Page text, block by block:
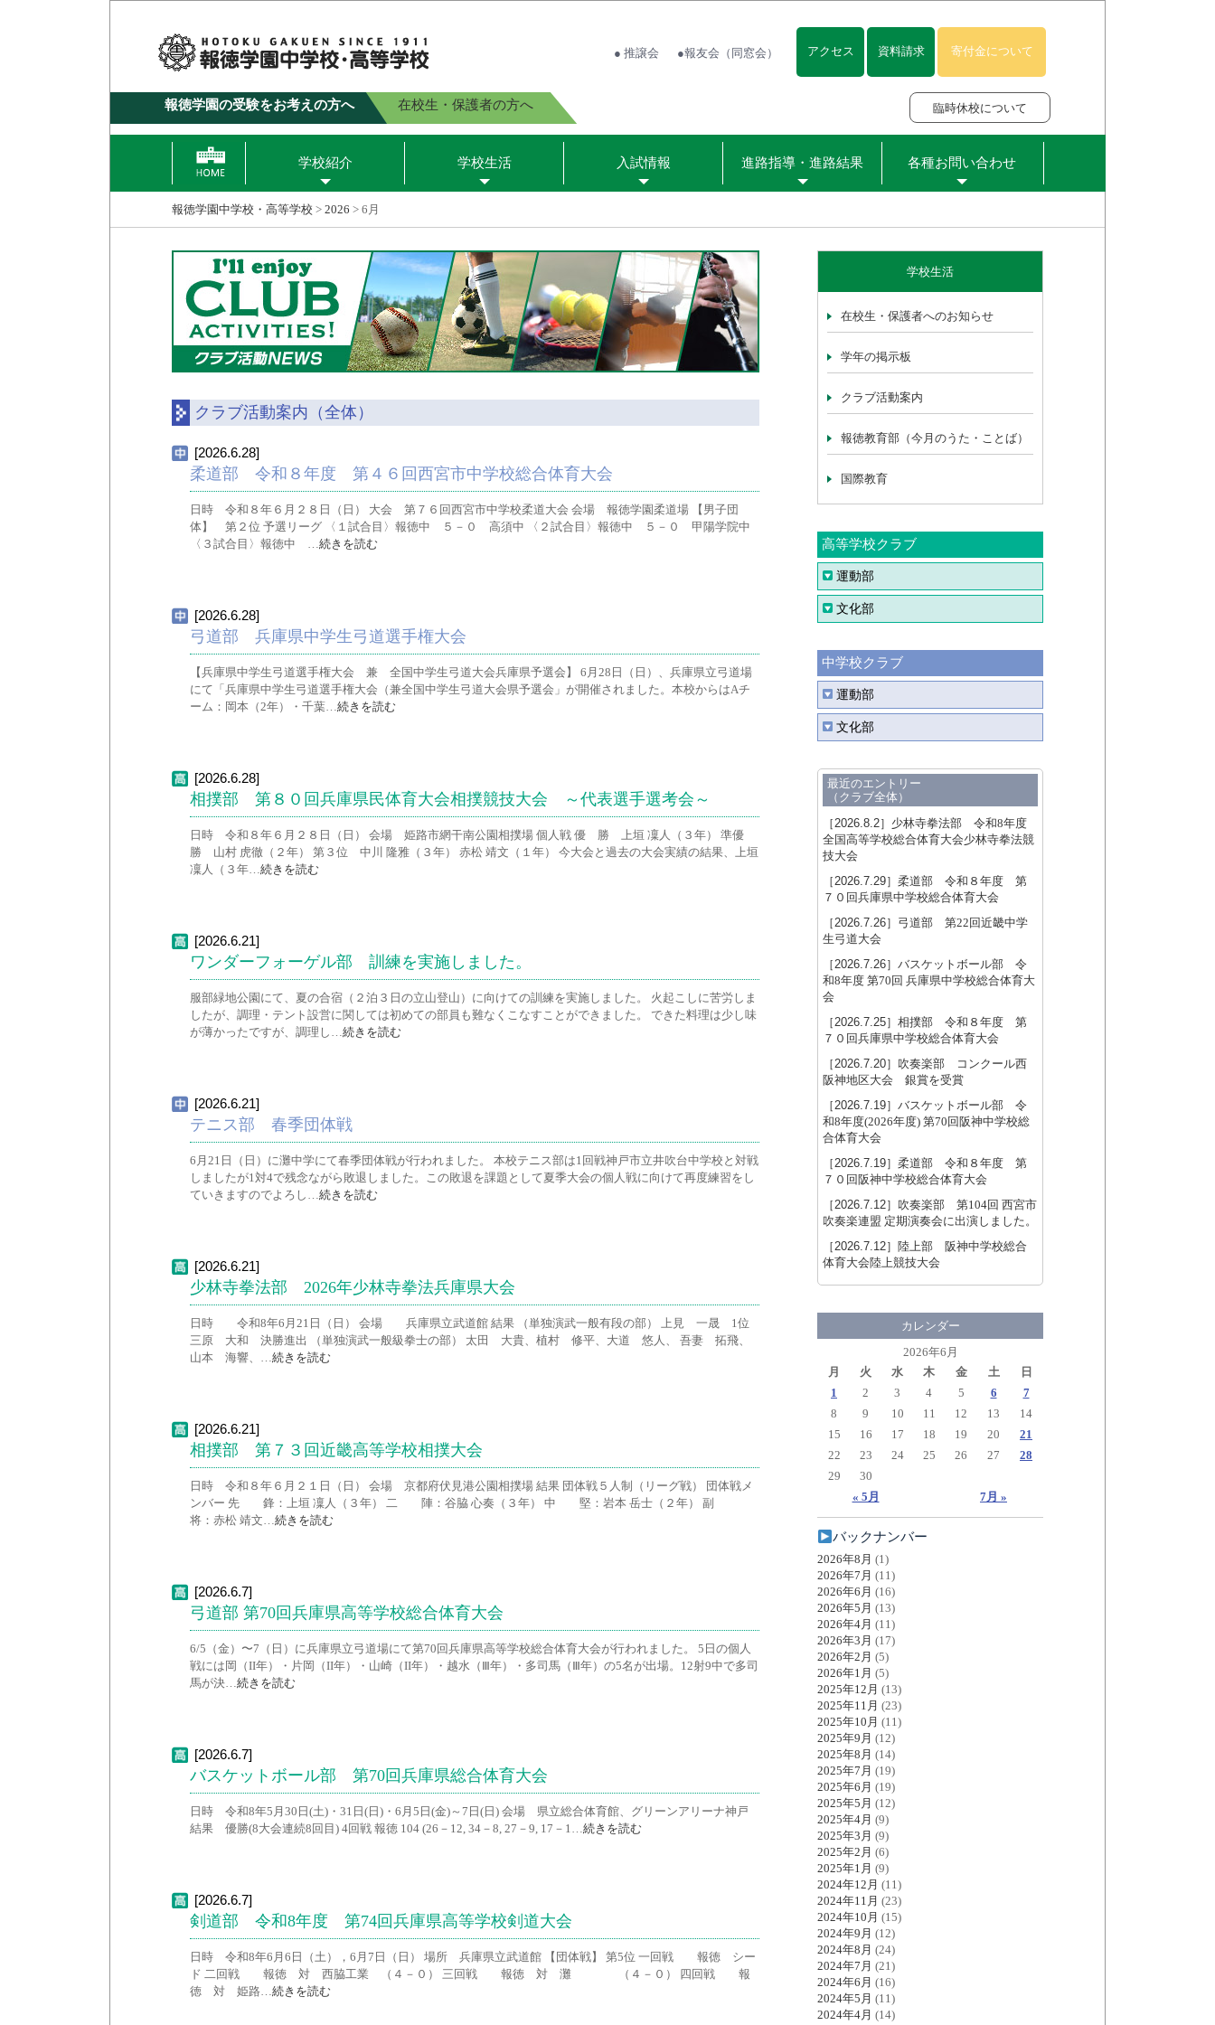
● 推譲会 ●報友会（同窓会） アクセス 資料請求 寄付金について
報徳学園の受験をお考えの方へ 在校生・保護者の方へ 臨時休校について
学校紹介 学校生活 入試情報 進路指導・進路結果 各種お問い合わせ
報徳学園中学校・高等学校 > 2026 > 6月
クラブ活動案内（全体）
[2026.6.28]
柔道部 令和８年度 第４６回西宮市中学校総合体育大会
日時 令和８年６月２８日（日） 大会 第７６回西宮市中学校柔道大会 会場 報徳学園柔道場 【男子団
体】 第２位 予選リーグ 〈１試合目〉報徳中 ５－０ 高須中 〈２試合目〉報徳中 ５－０ 甲陽学院中
〈３試合目〉報徳中 …続きを読む
[2026.6.28]
弓道部 兵庫県中学生弓道選手権大会
【兵庫県中学生弓道選手権大会 兼 全国中学生弓道大会兵庫県予選会】 6月28日（日）、兵庫県立弓道場
にて「兵庫県中学生弓道選手権大会（兼全国中学生弓道大会県予選会」が開催されました。本校からはAチ
ーム：岡本（2年）・千葉…続きを読む
[2026.6.28]
相撲部 第８０回兵庫県民体育大会相撲競技大会 ～代表選手選考会～
日時 令和８年６月２８日（日） 会場 姫路市網干南公園相撲場 個人戦 優 勝 上垣 凜人（３年） 準優
勝 山村 虎徹（２年） 第３位 中川 隆雅（３年） 赤松 靖文（１年） 今大会と過去の大会実績の結果、上垣
凜人（３年…続きを読む
[2026.6.21]
ワンダーフォーゲル部 訓練を実施しました。
服部緑地公園にて、夏の合宿（２泊３日の立山登山）に向けての訓練を実施しました。 火起こしに苦労しま
したが、調理・テント設営に関しては初めての部員も難なくこなすことができました。 できた料理は少し味
が薄かったですが、調理し…続きを読む
[2026.6.21]
テニス部 春季団体戦
6月21日（日）に灘中学にて春季団体戦が行われました。 本校テニス部は1回戦神戸市立井吹台中学校と対戦
しましたが1対4で残念ながら敗退しました。この敗退を課題として夏季大会の個人戦に向けて再度練習をし
ていきますのでよろし…続きを読む
[2026.6.21]
少林寺拳法部 2026年少林寺拳法兵庫県大会
日時 令和8年6月21日（日） 会場 兵庫県立武道館 結果 （単独演武一般有段の部） 上見 一晟 1位
三原 大和 決勝進出 （単独演武一般級拳士の部） 太田 大貴、植村 修平、大道 悠人、 吾妻 拓飛、
山本 海響、…続きを読む
[2026.6.21]
相撲部 第７３回近畿高等学校相撲大会
日時 令和８年６月２１日（日） 会場 京都府伏見港公園相撲場 結果 団体戦５人制（リーグ戦） 団体戦メ
ンバー 先 鋒：上垣 凜人（３年） 二 陣：谷脇 心奏（３年） 中 堅：岩本 岳士（２年） 副
将：赤松 靖文…続きを読む
[2026.6.7]
弓道部 第70回兵庫県高等学校総合体育大会
6/5（金）〜7（日）に兵庫県立弓道場にて第70回兵庫県高等学校総合体育大会が行われました。 5日の個人
戦には岡（II年）・片岡（II年）・山崎（II年）・越水（Ⅲ年）・多司馬（Ⅲ年）の5名が出場。12射9中で多司
馬が決…続きを読む
[2026.6.7]
バスケットボール部 第70回兵庫県総合体育大会
日時 令和8年5月30日(土)・31日(日)・6月5日(金)～7日(日) 会場 県立総合体育館、グリーンアリーナ神戸
結果 優勝(8大会連続8回目) 4回戦 報徳 104 (26－12, 34－8, 27－9, 17－1…続きを読む
[2026.6.7]
剣道部 令和8年度 第74回兵庫県高等学校剣道大会
日時 令和8年6月6日（土），6月7日（日） 場所 兵庫県立武道館 【団体戦】 第5位 一回戦 報徳 シー
ド 二回戦 報徳 対 西脇工業 （４－０） 三回戦 報徳 対 灘 （４－０） 四回戦 報
徳 対 姫路…続きを読む
学校生活
在校生・保護者へのお知らせ
学年の掲示板
クラブ活動案内
報徳教育部（今月のうた・ことば）
国際教育
高等学校クラブ
運動部
文化部
中学校クラブ
運動部
文化部
最近のエントリー
（クラブ全体）
［2026.8.2］ 少林寺拳法部 令和8年度
全国高等学校総合体育大会少林寺拳法競
技大会
［2026.7.29］ 柔道部 令和８年度 第
７０回兵庫県中学校総合体育大会
［2026.7.26］ 弓道部 第22回近畿中学
生弓道大会
［2026.7.26］ バスケットボール部 令
和8年度 第70回 兵庫県中学校総合体育大
会
［2026.7.25］ 相撲部 令和８年度 第
７０回兵庫県中学校総合体育大会
［2026.7.20］ 吹奏楽部 コンクール西
阪神地区大会 銀賞を受賞
［2026.7.19］ バスケットボール部 令
和8年度(2026年度) 第70回阪神中学校総
合体育大会
［2026.7.19］ 柔道部 令和８年度 第
７０回阪神中学校総合体育大会
［2026.7.12］ 吹奏楽部 第104回 西宮市
吹奏楽連盟 定期演奏会に出演しました。
［2026.7.12］ 陸上部 阪神中学校総合
体育大会陸上競技大会
カレンダー
2026年6月
月
火 水 木 金 土 日
« 5月 7月 »
1 2 3 4 5 6
7
8
9 10 11 12 13
14
15
16 17 18 19 20
21
22
23 24 25 26 27
28
29
30
バックナンバー
2026年8月 (1)
2026年7月 (11)
2026年6月 (16)
2026年5月 (13)
2026年4月 (11)
2026年3月 (17)
2026年2月 (5)
2026年1月 (5)
2025年12月 (13)
2025年11月 (23)
2025年10月 (11)
2025年9月 (12)
2025年8月 (14)
2025年7月 (19)
2025年6月 (19)
2025年5月 (12)
2025年4月 (9)
2025年3月 (9)
2025年2月 (6)
2025年1月 (9)
2024年12月 (11)
2024年11月 (23)
2024年10月 (15)
2024年9月 (12)
2024年8月 (24)
2024年7月 (21)
2024年6月 (16)
2024年5月 (11)
2024年4月 (14)